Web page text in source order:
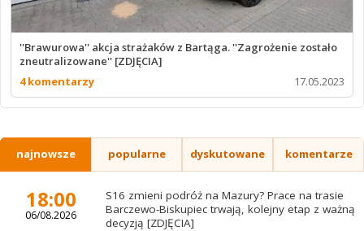
''Brawurowa'' akcja strażaków z Bartąga. ''Zagrożenie zostało
zneutralizowane'' [ZDJĘCIA]
4 komentarzy
17.05.2023
najnowsze popularne dyskutowane komentarze
18:00
06/08.2026
S16 zmieni podróż na Mazury? Prace na trasie
Barczewo-Biskupiec trwają, kolejny etap z ważną
decyzją [ZDJĘCIA]